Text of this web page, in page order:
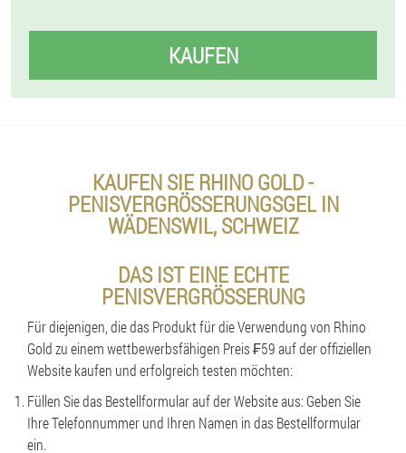
KAUFEN
KAUFEN SIE RHINO GOLD -
PENISVERGRÖSSERUNGSGEL IN W
ÄDENSWIL, SCHWEIZ
DAS IST EINE ECHTE
PENISVERGRÖSSERUNG
Für diejenigen, die das Produkt für die Verwendung von Rhino
Gold zu einem wettbewerbsfähigen Preis ₣59 auf der offiziellen
Website kaufen und erfolgreich testen möchten:
Füllen Sie das Bestellformular auf der Website aus: Geben Sie
Ihre Telefonnummer und Ihren Namen in das Bestellformular
ein.